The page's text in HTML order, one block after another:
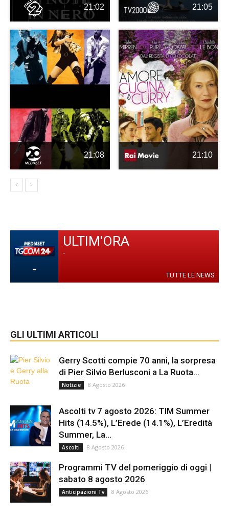
21:02 21:05
21:08 21:10
-
ULTIM'ORA
-
TUTTE LE NEWS
GLI ULTIMI ARTICOLI
Gerry Scotti compie 70 anni, la sorpresa
di Pier Silvio Berlusconi a La Ruota...
Notizie 8 Agosto 2026
Ascolti tv 7 agosto 2026: TIM Summer
Hits (14.5%), L’Erede (14.1%), L’Eredità
Summer, La...
Ascolti 8 Agosto 2026
Programmi TV del pomeriggio di oggi |
sabato 8 agosto 2026
Anticipazioni Tv 8 Agosto 2026